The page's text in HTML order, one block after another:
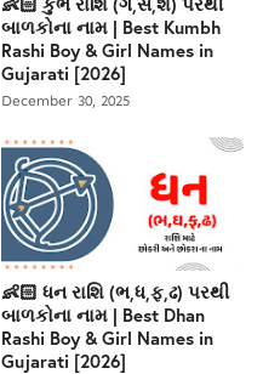
બાળકોના નામ | Best Kumbh
Rashi Boy & Girl Names in
Gujarati [2026]
December 30, 2025
👶🏻 ધન રાશિ (ભ,ધ,ફ,ઢ) પરથી
બાળકોના નામ | Best Dhan
Rashi Boy & Girl Names in
Gujarati [2026]